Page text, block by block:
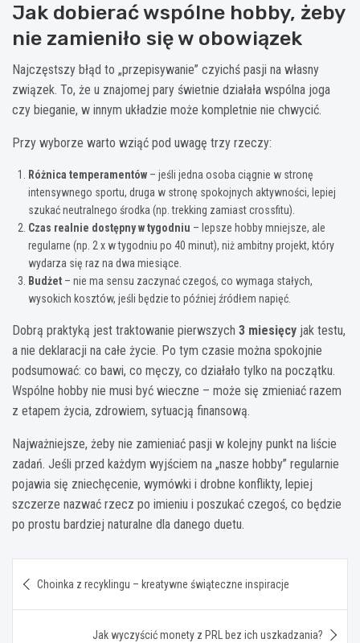
Jak dobierać wspólne hobby, żeby
nie zamieniło się w obowiązek
Najczęstszy błąd to „przepisywanie” czyichś pasji na własny
związek. To, że u znajomej pary świetnie działała wspólna joga
czy bieganie, w innym układzie może kompletnie nie chwycić.
Przy wyborze warto wziąć pod uwagę trzy rzeczy:
Różnica temperamentów – jeśli jedna osoba ciągnie w stronę
intensywnego sportu, druga w stronę spokojnych aktywności, lepiej
szukać neutralnego środka (np. trekking zamiast crossfitu).
Czas realnie dostępny w tygodniu – lepsze hobby mniejsze, ale
regularne (np. 2 x w tygodniu po 40 minut), niż ambitny projekt, który
wydarza się raz na dwa miesiące.
Budżet – nie ma sensu zaczynać czegoś, co wymaga stałych,
wysokich kosztów, jeśli będzie to później źródłem napięć.
Dobrą praktyką jest traktowanie pierwszych 3 miesięcy jak testu,
a nie deklaracji na całe życie. Po tym czasie można spokojnie
podsumować: co bawi, co męczy, co działało tylko na początku.
Wspólne hobby nie musi być wieczne – może się zmieniać razem
z etapem życia, zdrowiem, sytuacją finansową.
Najważniejsze, żeby nie zamieniać pasji w kolejny punkt na liście
zadań. Jeśli przed każdym wyjściem na „nasze hobby” regularnie
pojawia się zniechęcenie, wymówki i drobne konflikty, lepiej
szczerze nazwać rzecz po imieniu i poszukać czegoś, co będzie
po prostu bardziej naturalne dla danego duetu.
wpisu
Choinka z recyklingu – kreatywne świąteczne inspiracje
Jak wyczyścić monety z PRL bez ich uszkadzania?